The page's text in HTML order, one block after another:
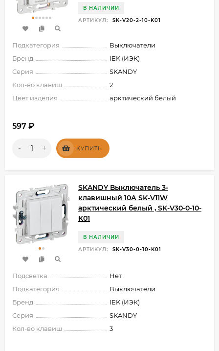
В НАЛИЧИИ
АРТИКУЛ:
SK-V20-2-10-K01
Подкатегория
Выключатели
Бренд
IEK (ИЭК)
Серия
SKANDY
Кол-во клавиш
2
Цвет изделия
арктический белый
597 ₽
- + КУПИТЬ
SKANDY Выключатель 3-
клавишный 10А SK-V11W
арктический белый , SK-V30-0-10-
K01
В НАЛИЧИИ
АРТИКУЛ:
SK-V30-0-10-K01
Подсветка
Нет
Подкатегория
Выключатели
Бренд
IEK (ИЭК)
Серия
SKANDY
Кол-во клавиш
3